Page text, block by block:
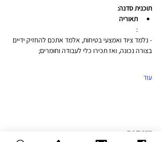
תוכנית סדנה:
תאוריה
:
- נלמד ציוד ואמצעי בטיחות, אלמד אתכם להחזיק ידיים
בצורה נכונה, ואז תכירו כלי לעבודה וחומרים;
עוד
שיתוף